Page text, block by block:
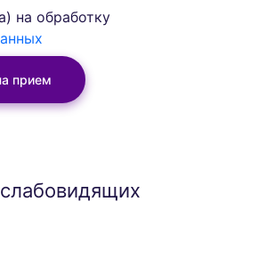
на обработку
прием